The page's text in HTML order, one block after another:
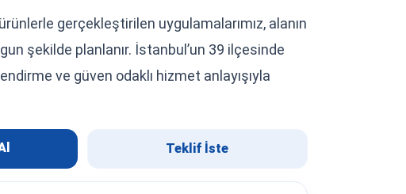
ürünlerle gerçekleştirilen uygulamalarımız, alanın
şekilde planlanır. İstanbul’un 39 ilçesinde
ve güven odaklı hizmet anlayışıyla
Teklif İste